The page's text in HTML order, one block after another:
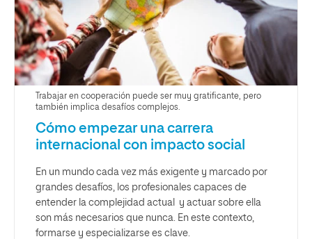
Trabajar en cooperación puede ser muy gratificante, pero
también implica desafíos complejos.
Cómo empezar una carrera
internacional con impacto social
En un mundo cada vez más exigente y marcado por
grandes desafíos, los profesionales capaces de
entender la complejidad actual y actuar sobre ella
son más necesarios que nunca. En este contexto,
formarse y especializarse es clave.